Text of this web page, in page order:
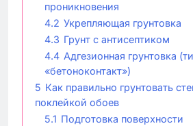
проникновения
4.2 Укрепляющая грунтовка
4.3 Грунт с антисептиком
4.4 Адгезионная грунтовка
«бетоноконтакт»)
5 Как правильно грунтовать
поклейкой обоев
5.1 Подготовка поверхности